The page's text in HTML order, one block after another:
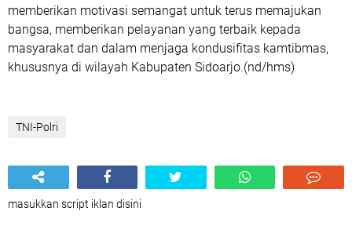
memberikan motivasi semangat untuk terus memajukan
bangsa, memberikan pelayanan yang terbaik kepada
masyarakat dan dalam menjaga kondusifitas kamtibmas,
khususnya di wilayah Kabupaten Sidoarjo.(nd/hms)
TNI-Polri
masukkan script iklan disini